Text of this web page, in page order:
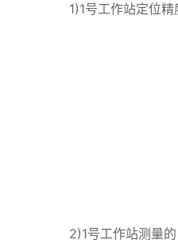
1)1号工作站定位
2)1号工作站测量